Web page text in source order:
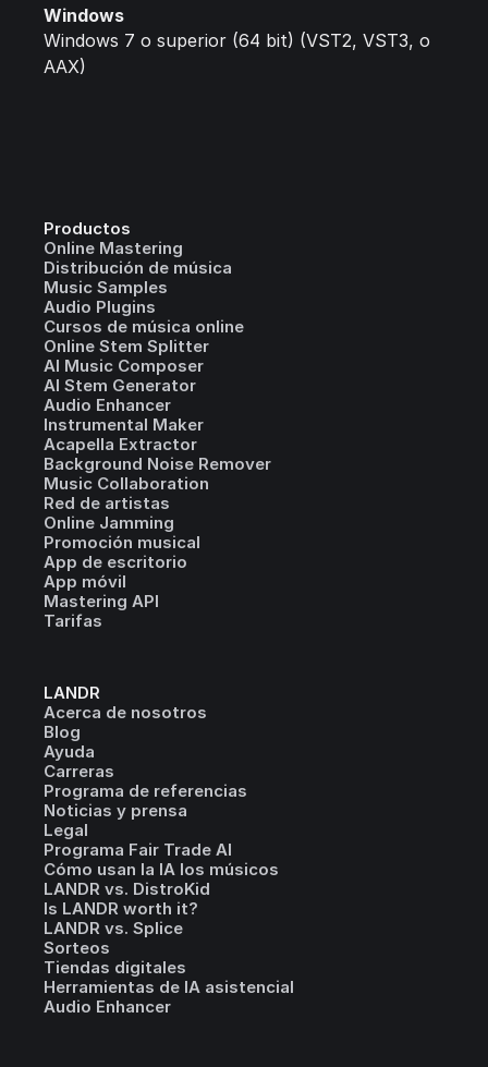
Windows
Windows 7 o superior (64 bit) (VST2, VST3, o
AAX)
Productos
Online Mastering
Distribución de música
Music Samples
Audio Plugins
Cursos de música online
Online Stem Splitter
AI Music Composer
AI Stem Generator
Audio Enhancer
Instrumental Maker
Acapella Extractor
Background Noise Remover
Music Collaboration
Red de artistas
Online Jamming
Promoción musical
App de escritorio
App móvil
Mastering API
Tarifas
LANDR
Acerca de nosotros
Blog
Ayuda
Carreras
Programa de referencias
Noticias y prensa
Legal
Programa Fair Trade AI
Cómo usan la IA los músicos
LANDR vs. DistroKid
Is LANDR worth it?
LANDR vs. Splice
Sorteos
Tiendas digitales
Herramientas de IA asistencial
Audio Enhancer